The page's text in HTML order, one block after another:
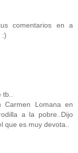
comentarios en a
:)
Lomana en
a la pobre..Dijo
es muy devota..